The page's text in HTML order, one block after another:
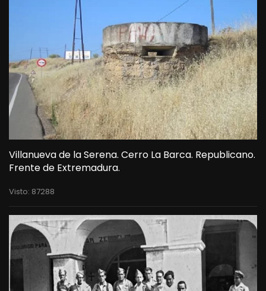
Villanueva de la Serena. Cerro La Barca. Republicano.
Frente de Extremadura.
Visto: 87288